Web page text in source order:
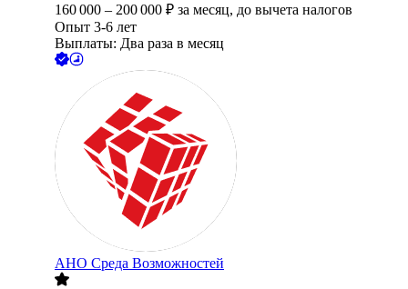
160 000 – 200 000 ₽ за месяц, до вычета налогов
Опыт 3-6 лет
Выплаты: Два раза в месяц
АНО Среда Возможностей